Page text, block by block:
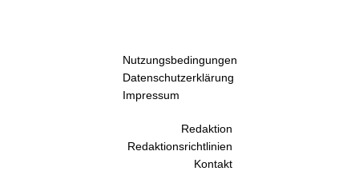
Nutzungsbedingungen
Datenschutzerklärung
Impressum
Redaktion
Redaktionsrichtlinien
Kontakt